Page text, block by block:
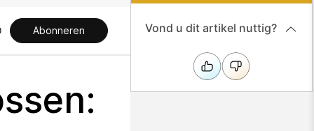
Abonneren Vond u dit artikel nuttig?